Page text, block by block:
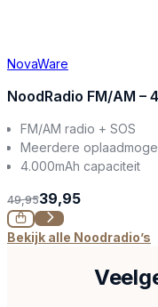
NovaWare
NoodRadio FM/AM –
FM/AM radio + SOS
Meerdere
4.000mAh capaciteit
49,9539,95
Bekijk alle Noodradio’s